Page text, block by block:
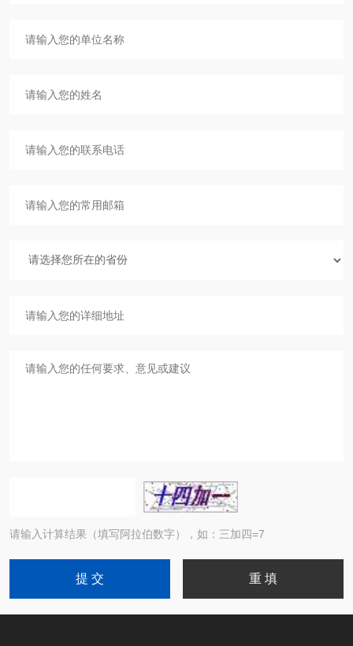
请输入计算结果（填写阿拉伯数字），如：三加四=7